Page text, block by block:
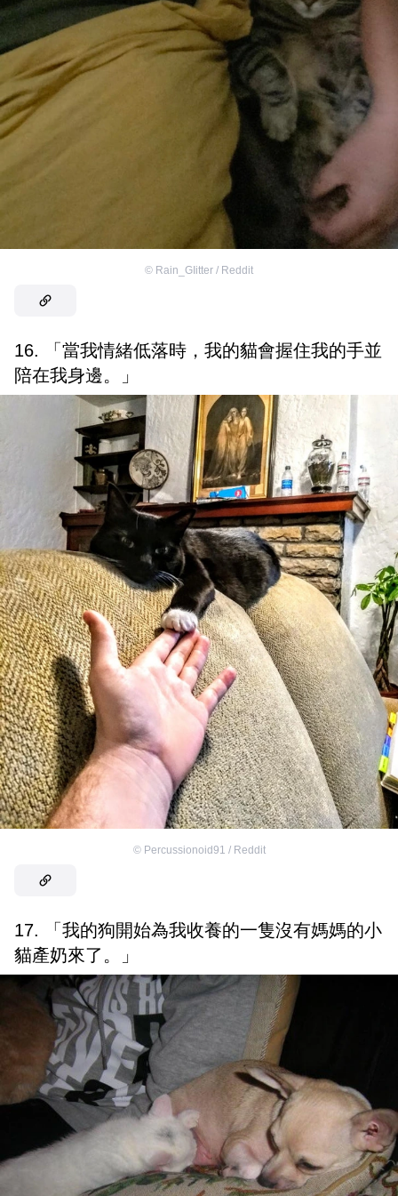
© Rain_GIitter / Reddit
16. 「當我情緒低落時，我的貓會握住我的手並
陪在我身邊。」
© Percussionoid91 / Reddit
17. 「我的狗開始為我收養的一隻沒有媽媽的小
貓產奶來了。」